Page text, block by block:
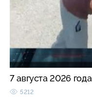
7 августа 2026 года
5212